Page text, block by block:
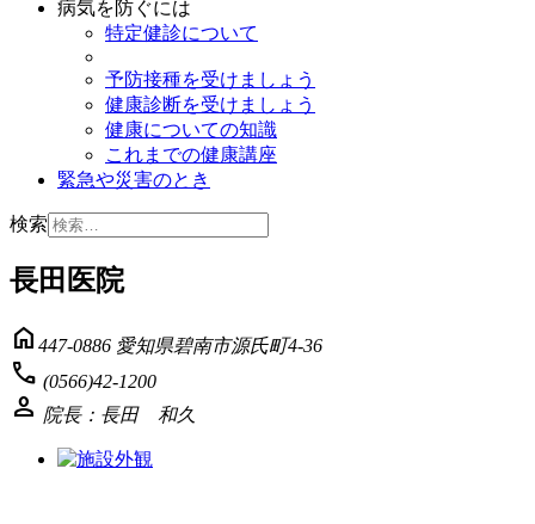
病気を防ぐには
特定健診について
予防接種を受けましょう
健康診断を受けましょう
健康についての知識
これまでの健康講座
緊急や災害のとき
検索
長田医院
home 447-0886 愛知県碧南市源氏町4-36
phone (0566)42-1200
person 院長：長田 和久